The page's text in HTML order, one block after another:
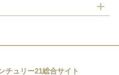
チュリー21総合サイト